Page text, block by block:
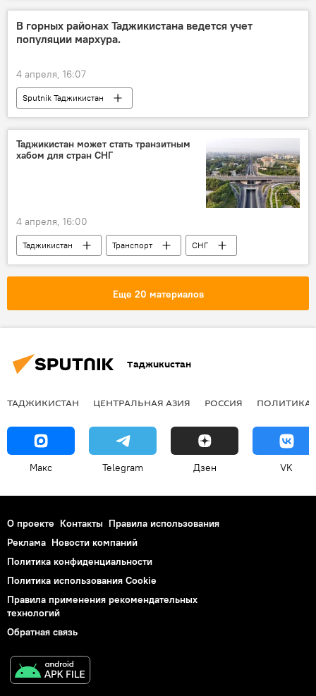
В горных районах Таджикистана ведется учет
популяции мархура.
4 апреля, 16:07
Sputnik Таджикистан
Таджикистан может стать транзитным
хабом для стран СНГ
4 апреля, 16:00
Таджикистан Транспорт СНГ
Еще 20 материалов
Таджикистан
ТАДЖИКИСТАН ЦЕНТРАЛЬНАЯ АЗИЯ РОССИЯ ПОЛИТИКА
Макс Telegram Дзен VK
О проекте Контакты Правила использования
Реклама Новости компаний
Политика конфиденциальности
Политика использования Cookie
Правила применения рекомендательных
технологий
Обратная связь